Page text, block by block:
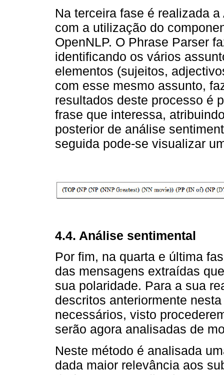
Na terceira fase é realizada
com a utilização do
OpenNLP. O Phrase Parser
identificando os vários
elementos (sujeitos,
com esse mesmo assunto,
resultados deste processo é
frase que interessa,
posterior de análise
seguida pode-se visualizar
4.4. Análise sentimental
Por fim, na quarta e última
das mensagens extraídas
sua polaridade. Para a sua
descritos anteriormente
necessários, visto
serão agora analisadas de
Neste método é analisada
dada maior relevância aos